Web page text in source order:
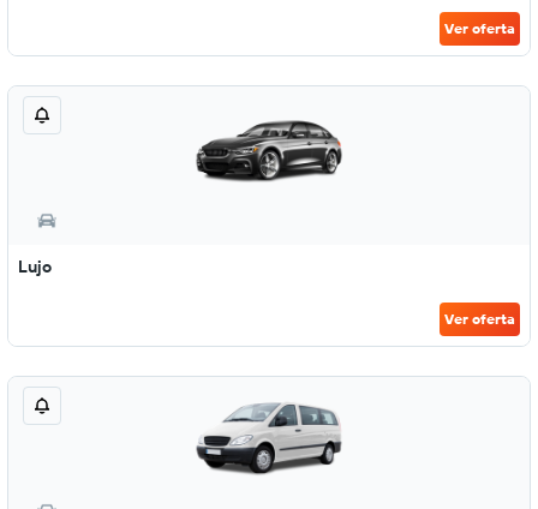
Ver oferta
Lujo
Ver oferta